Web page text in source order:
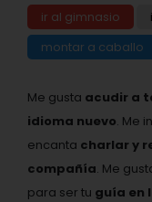
ir al gimnasio
montar a caballo
Me gusta acudir a
idioma nuevo. Me
encanta charlar y
compañía. Me
para ser tu guía en